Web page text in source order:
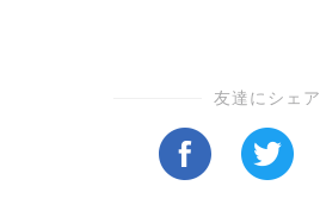
友達にシェア